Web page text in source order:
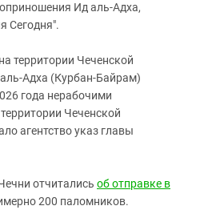
Ид аль-Адха,
Сегодня".
территории Чеченской
Адха (Курбан-Байрам)
года нерабочими
Чеченской
агентство указ главы
отчитались об отправке в
200 паломников.